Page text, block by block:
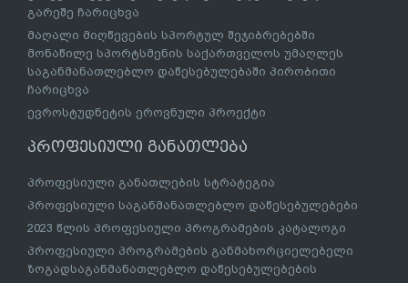
გარეშე ჩარიცხვა
მაღალი მიღწევების სპორტულ შეჯიბრებებში
მონაწილე სპორტსმენის საქართველოს უმაღლეს
საგანმანათლებლო დაწესებულებაში პირობითი
ჩარიცხვა
ევროსტუდნეტის ეროვნული პროექტი
პროფესიული განათლება
პროფესიული განათლების სტრატეგია
პროფესიული საგანმანათლებლო დაწესებულებები
2023 წლის პროფესიული პროგრამების კატალოგი
პროფესიული პროგრამების განმახორციელებელი
ზოგადსაგანმანათლებლო დაწესებულებების